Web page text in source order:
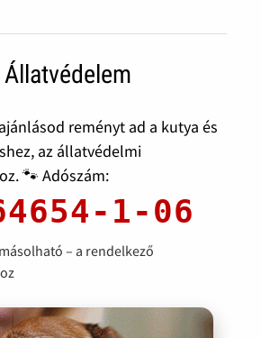
reményt ad a kutya és
az állatvédelmi
🐾 Adószám:
1-06
– a rendelkező